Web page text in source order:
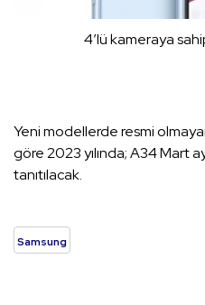
4’lü kameraya
Yeni modellerde resmi
göre 2023 yılında; A34 Mart
tanıtılacak.
Samsung